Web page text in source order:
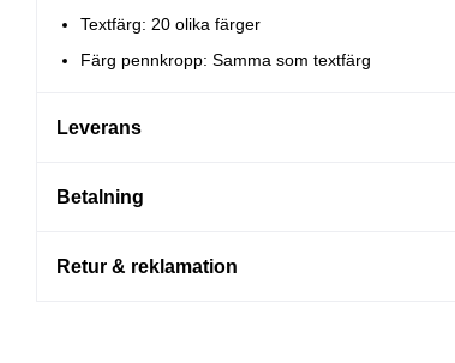
Textfärg: 20 olika färger
Färg pennkropp: Samma som textfärg
Leverans
Betalning
Retur & reklamation